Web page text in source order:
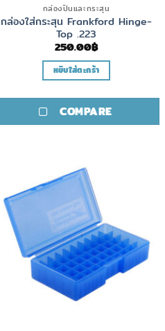
กล่องปืนและกระสุน
กล่องใส่กระสุน Frankford Hinge-
Top .223
250.00฿
หยิบใส่ตะกร้า
COMPARE